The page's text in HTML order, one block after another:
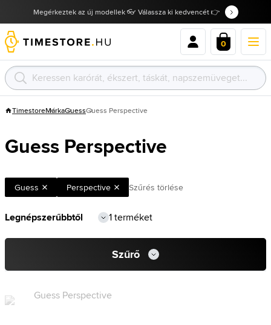
Megérkeztek az új modellek 👓 Válassza ki kedvencét 👉
0
TimestoreMárkaGuessGuess Perspective
Guess Perspective
Guess Perspective Szűrés törlése
1 terméket
Szűrő